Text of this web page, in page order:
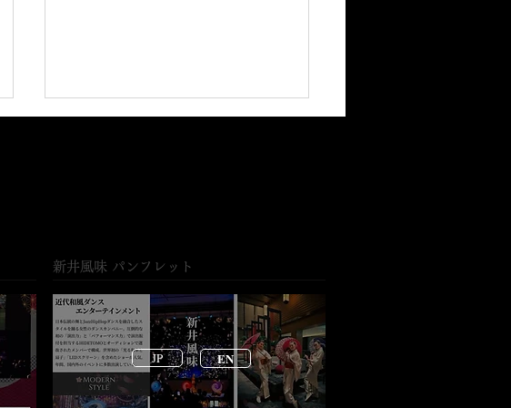
八芳園で新井風味が織りなす
和と現代の美しいコラボレー
ション
​新井風味 パンフレット
JP EN